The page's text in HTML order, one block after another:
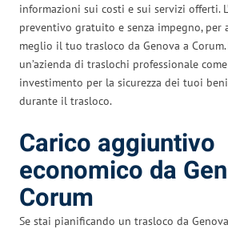
informazioni sui costi e sui servizi offerti.
preventivo gratuito e senza impegno,
meglio il tuo trasloco da Genova a Corum.
un’azienda di traslochi professionale
investimento per la sicurezza dei tuoi
durante il trasloco.
Carico aggiuntivo
economico da
Corum
Se stai pianificando un trasloco da